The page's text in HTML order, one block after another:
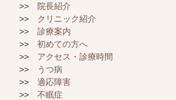
院長紹介
クリニック紹介
診療案内
初めての方へ
アクセス・診療時間
うつ病
適応障害
不眠症